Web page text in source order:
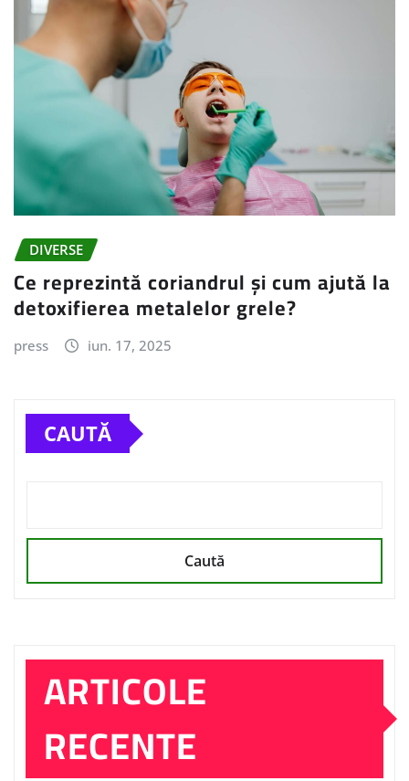
DIVERSE
Ce reprezintă coriandrul și cum ajută la
detoxifierea metalelor grele?
press iun. 17, 2025
CAUTĂ
Caută
ARTICOLE
RECENTE